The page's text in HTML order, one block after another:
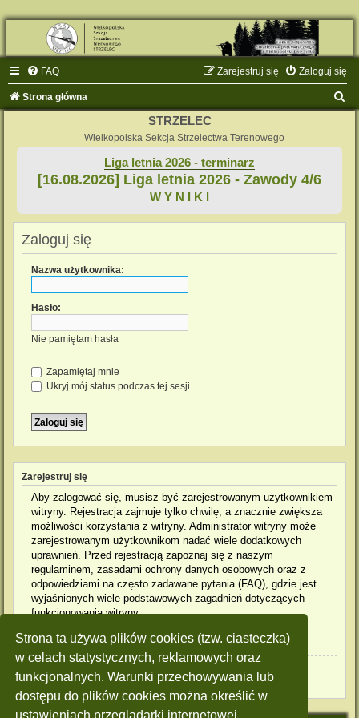
Strona ta używa plików cookies (tzw. ciasteczka)
w celach statystycznych, reklamowych oraz
funkcjonalnych. Warunki przechowywania lub
dostępu do plików cookies można określić w
ustawieniach przeglądarki internetowej.
FAQ Zaloguj się
Zarejestruj się
Strona główna
STRZELEC
Wielkopolska Sekcja Strzelectwa Terenowego
Liga letnia 2026 - terminarz
[16.08.2026] Liga letnia 2026 - Zawody 4/6
W Y N I K I
Zaloguj się
Nazwa użytkownika:
Hasło:
Nie pamiętam hasła
Zapamiętaj mnie
Ukryj mój status podczas tej sesji
Zarejestruj się
Aby zalogować się, musisz być zarejestrowanym użytkownikiem
witryny. Rejestracja zajmuje tylko chwilę, a znacznie zwiększa
możliwości korzystania z witryny. Administrator witryny może
zarejestrowanym użytkownikom nadać wiele dodatkowych
uprawnień. Przed rejestracją zapoznaj się z naszym
regulaminem, zasadami ochrony danych osobowych oraz z
odpowiedziami na często zadawane pytania (FAQ), gdzie jest
wyjaśnionych wiele podstawowych zagadnień dotyczących
funkcjonowania witryny.
Regulamin|Zasady ochrony danych osobowych
Zarejestruj się